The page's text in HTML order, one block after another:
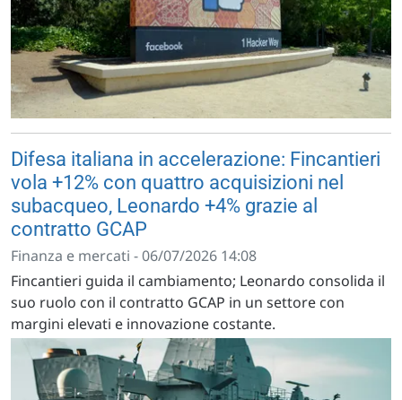
Difesa italiana in accelerazione: Fincantieri
vola +12% con quattro acquisizioni nel
subacqueo, Leonardo +4% grazie al
contratto GCAP
Finanza e mercati - 06/07/2026 14:08
Fincantieri guida il cambiamento; Leonardo consolida il
suo ruolo con il contratto GCAP in un settore con
margini elevati e innovazione costante.